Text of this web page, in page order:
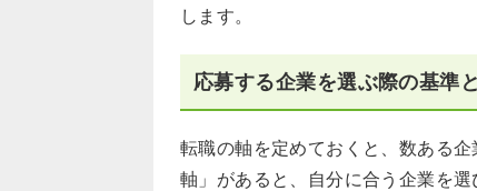
します。
応募する企業を選ぶ際の基準
転職の軸を定めておくと、数ある
軸」があると、自分に合う企業を選